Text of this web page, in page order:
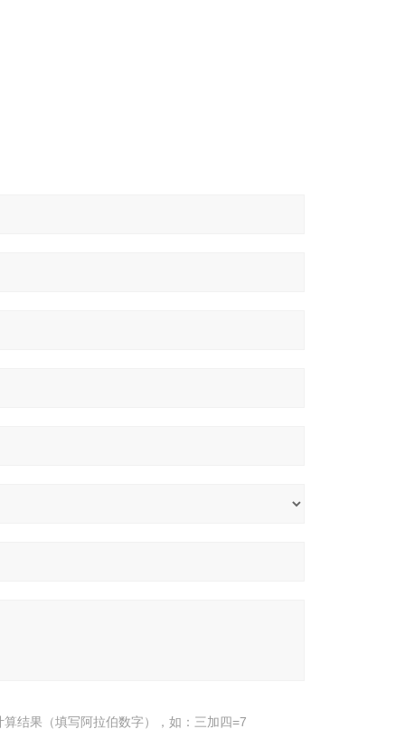
算结果（填写阿拉伯数字），如：三加四=7